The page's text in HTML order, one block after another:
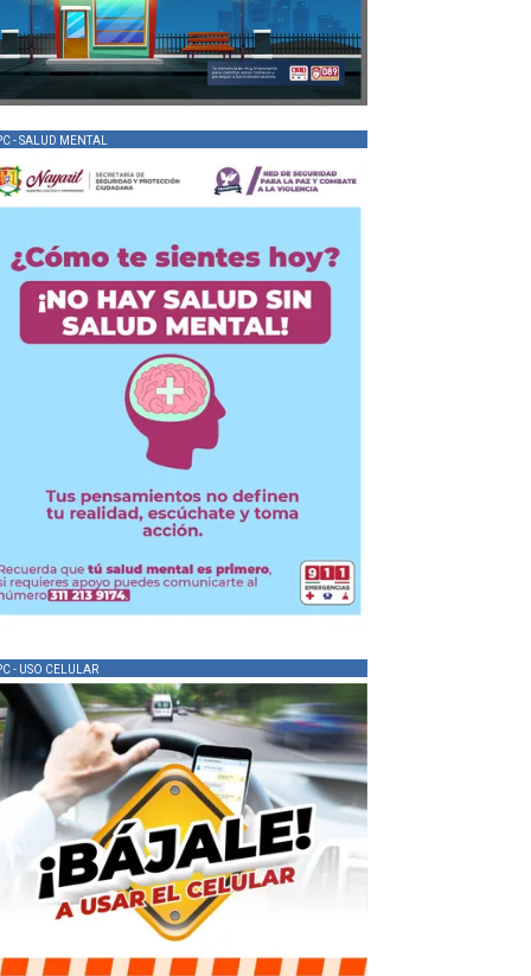
- SALUD MENTAL
- USO CELULAR